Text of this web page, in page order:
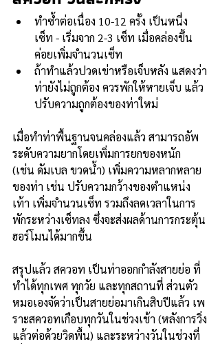
ทำซ้ำต่อเนื่อง 10-12 ครั้ง เป็นหนึ่ง
เซ็ท - เริ่มจาก 2-3 เซ็ท เมื่อคล่องขึ้น
ค่อยเพิ่มจำนวนเซ็ท
ถ้าทำแล้วปวดเข่าหรือเจ็บหลัง แสดงว่า
ท่ายังไม่ถูกต้อง ควรพักให้หายเจ็บ แล้ว
ปรับความถูกต้องของท่าใหม่
เมื่อทำท่าพื้นฐานจนคล่องแล้ว สามารถอัพ
ระดับความยากโดยเพิ่มการยกของหนัก
(เช่น ดัมเบล ขวดน้ำ) เพิ่มความหลากหลาย
ของท่า เช่น ปรับความกว้างของตำแหน่ง
เท้า เพิ่มจำนวนเซ็ท รวมถึงลดเวลาในการ
พักระหว่างเซ็ทลง ซึ่งจะส่งผลด้านการกระตุ้น
ฮอร์โมนได้มากขึ้น
สรุปแล้ว สควอท เป็นท่าออกกำลังสายย่อ ที่
ทำได้ทุกเพศ ทุกวัย และทุกสถานที่ ส่วนตัว
หมอเองจัดว่าเป็นสายย่อมาเกินสิบปีแล้ว เพ
ราะสควอทเกือบทุกวันในช่วงเช้า (หลังการวิ่ง
แล้วต่อด้วยวิดพื้น) และระหว่างวันในช่วงที่